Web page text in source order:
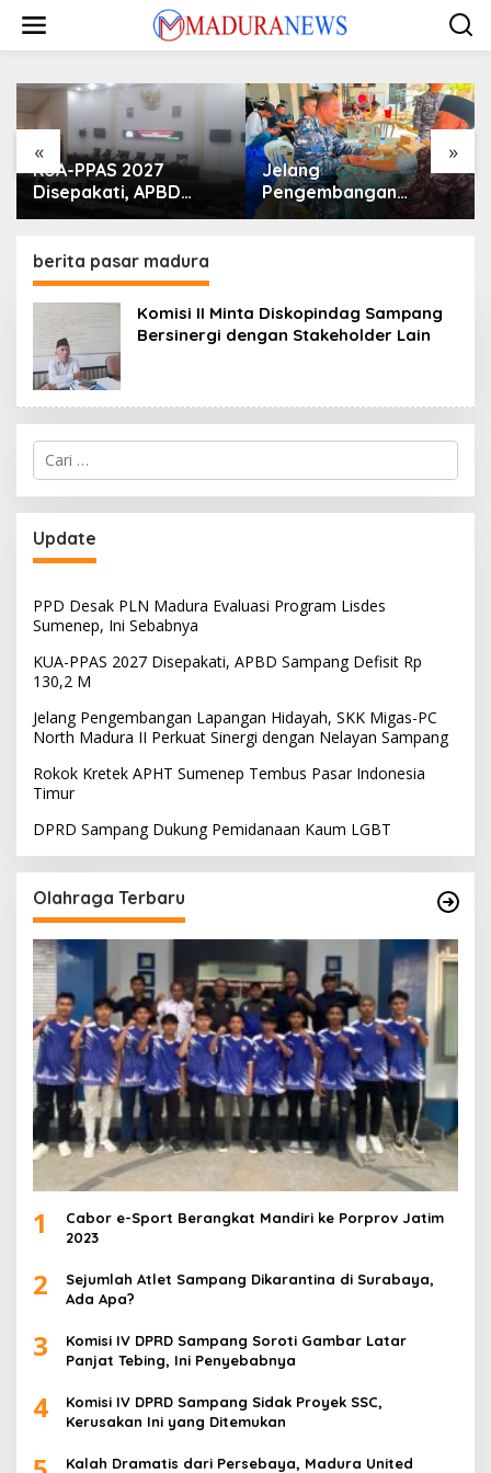
konten
« »
KUA-PPAS 2027
Disepakati, APBD
Sampang Defisit Rp
Jelang
Pengembangan
Lapangan Hidayah,
Nelayan Sampang
berita pasar madura
Komisi II Minta Diskopindag Sampang
Bersinergi dengan Stakeholder Lain
Cari
untuk:
Update
PPD Desak PLN Madura Evaluasi Program Lisdes
Sumenep, Ini Sebabnya
KUA-PPAS 2027 Disepakati, APBD Sampang Defisit Rp
130,2 M
Jelang Pengembangan Lapangan Hidayah, SKK Migas-PC
North Madura II Perkuat Sinergi dengan Nelayan Sampang
Rokok Kretek APHT Sumenep Tembus Pasar Indonesia
Timur
DPRD Sampang Dukung Pemidanaan Kaum LGBT
Olahraga Terbaru
1
Cabor e-Sport Berangkat Mandiri ke Porprov Jatim
2023
2
Sejumlah Atlet Sampang Dikarantina di Surabaya,
Ada Apa?
3
Komisi IV DPRD Sampang Soroti Gambar Latar
Panjat Tebing, Ini Penyebabnya
4
Komisi IV DPRD Sampang Sidak Proyek SSC,
Kerusakan Ini yang Ditemukan
Kalah Dramatis dari Persebaya, Madura United